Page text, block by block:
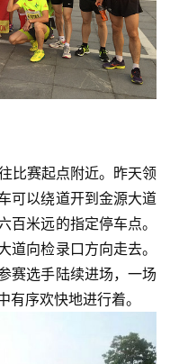
比赛起点附近。昨天领
可以绕道开到金源大道
百米远的指定停车点。
道向检录口方向走去。
赛选手陆续进场，一场
序欢快地进行着。